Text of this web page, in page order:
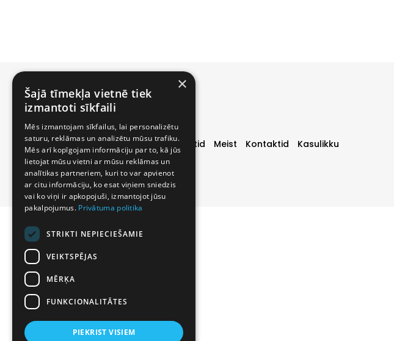
Uksed Eripakkumised Valmis projektid Meist Kontaktid Kasulikku
×
Šajā tīmekļa vietnē tiek
izmantoti sīkfaili
Mēs izmantojam sīkfailus, lai personalizētu
saturu, reklāmas un analizētu mūsu trafiku.
Mēs arī kopīgojam informāciju par to, kā jūs
lietojat mūsu vietni ar mūsu reklāmas un
analītikas partneriem, kuri to var apvienot
ar citu informāciju, ko esat viņiem sniedzis
vai ko viņi ir apkopojuši, izmantojot jūsu
pakalpojumus. Privātuma politika
STRIKTI NEPIECIEŠAMIE
VEIKTSPĒJAS
MĒRĶA
FUNKCIONALITĀTES
PIEKRIST VISIEM